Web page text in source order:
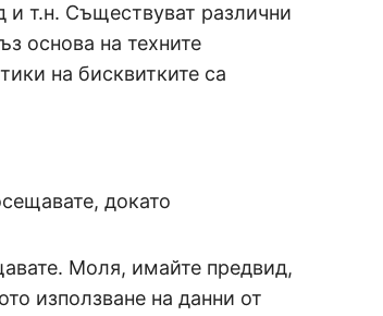
и т.н. Съществуват различни
основа на техните
на бисквитките са
докато
Моля, имайте предвид,
използване на данни от